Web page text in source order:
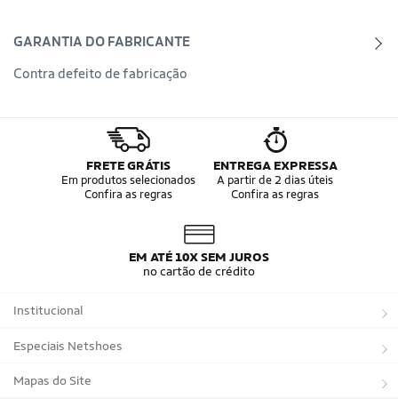
GARANTIA DO FABRICANTE
Contra defeito de fabricação
FRETE GRÁTIS
Em produtos selecionados
Confira as regras
ENTREGA EXPRESSA
A partir de 2 dias úteis
Confira as regras
EM ATÉ 10X SEM JUROS
no cartão de crédito
Institucional
Sobre a Netshoes
Política de Privacidade
Especiais Netshoes
Suplementos
Mapas do Site